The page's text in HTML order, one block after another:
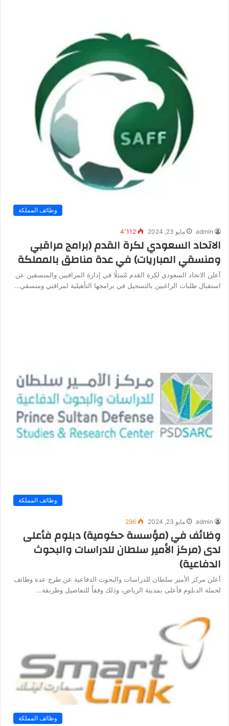
وظائف المملكة
admin مايو 23, 2024 4٬112
الاتحاد السعودي لكرة القدم (برامج مراقبي
ومنسقي المباريات) في عدة مناطق بالمملكة
أعلن الاتحاد السعودي لكرة القدم مُمثلًا في إدارة المراقبين والمنسقين عن
استقبال طلبات الراغبين بالتسجيل في برامجها التأهيلية لمراقبي ومنسقي…
وظائف المملكة
admin مايو 23, 2024 296
وظائف في (مؤسسة حكومية) دبلوم فأعلى
لدى (مركز الأمير سلطان للدراسات والبحوث
الدفاعية)
أعلن مركز الأمير سلطان للدراسات والبحوث الدفاعية عن طرح عدة وظائف
لحملة الدبلوم فأعلى بمدينة الرياض، وذلك وفقاً للتفاصيل وطريقة…
وظائف المملكة